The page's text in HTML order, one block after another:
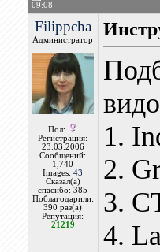
09:08
Filippcha
Администратор
Пол:
Регистрация:
23.03.2006
Сообщений:
1,740
Images:43
Сказал(а)
спасибо: 385
Поблагодарили:
390 раз(а)
Репутация:
21219
1.
2.
3.
4.